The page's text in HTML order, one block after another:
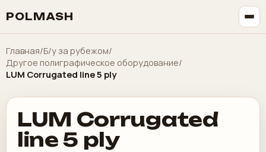
POLMASH
Главная/Б/у за рубежом/
Другое полиграфическое оборудование/
LUM Corrugated line 5 ply
LUM Corrugated
line 5 ply